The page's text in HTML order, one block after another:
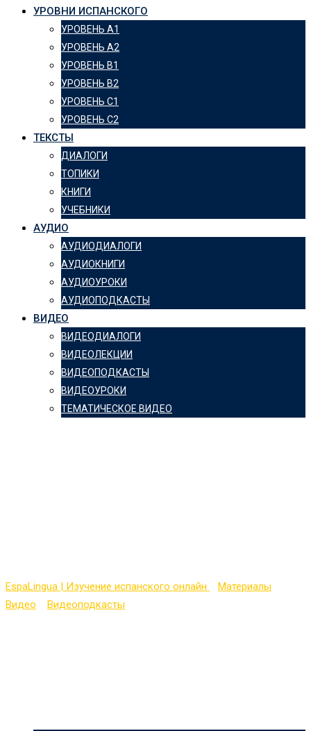
УРОВНИ ИСПАНСКОГО
УРОВЕНЬ А1
УРОВЕНЬ А2
УРОВЕНЬ B1
УРОВЕНЬ B2
УРОВЕНЬ C1
УРОВЕНЬ C2
ТЕКСТЫ
ДИАЛОГИ
ТОПИКИ
КНИГИ
УЧЕБНИКИ
АУДИО
АУДИОДИАЛОГИ
АУДИОКНИГИ
АУДИОУРОКИ
АУДИОПОДКАСТЫ
ВИДЕО
ВИДЕОДИАЛОГИ
ВИДЕОЛЕКЦИИ
ВИДЕОПОДКАСТЫ
ВИДЕОУРОКИ
ТЕМАТИЧЕСКОЕ ВИДЕО
EspaLingua | Изучение испанского онлайн Материалы
Видео
Видеоподкасты